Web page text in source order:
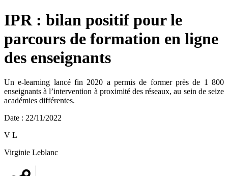
IPR : bilan positif pour le
parcours de formation en ligne
des enseignants
Un e-learning lancé fin 2020 a permis de former près de 1 800
enseignants à l’intervention à proximité des réseaux, au sein de seize
académies différentes.
Date : 22/11/2022
V L
Virginie Leblanc